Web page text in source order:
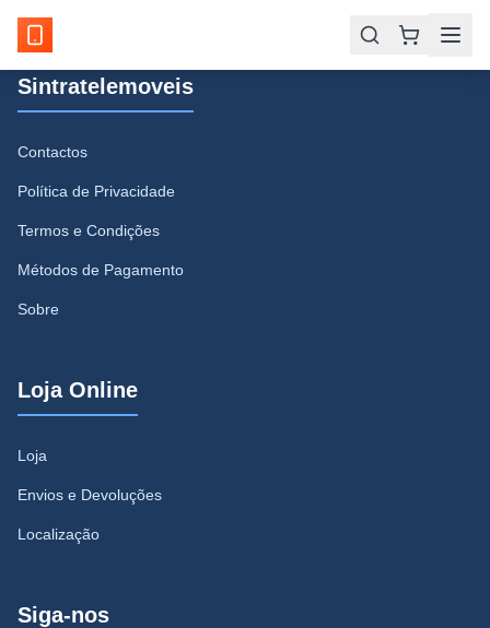
Sintratelemoveis
Contactos
Política de Privacidade
Termos e Condições
Métodos de Pagamento
Sobre
Loja Online
Loja
Envios e Devoluções
Localização
Siga-nos